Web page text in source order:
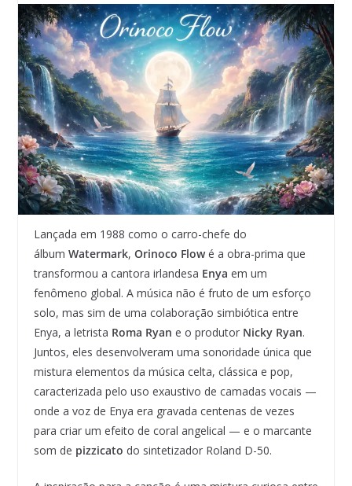
Lançada em 1988 como o carro-chefe do
álbum Watermark, Orinoco Flowé a obra-prima que
transformou a cantora irlandesa Enya em um
fenômeno global. A música não é fruto de um esforço
solo, mas sim de uma colaboração simbiótica entre
Enya, a letrista Roma Ryan e o produtor Nicky Ryan.
Juntos, eles desenvolveram uma sonoridade única que
mistura elementos da música celta, clássica e pop,
caracterizada pelo uso exaustivo de camadas vocais —
onde a voz de Enya era gravada centenas de vezes
para criar um efeito de coral angelical — e o marcante
som de pizzicato do sintetizador Roland D-50.